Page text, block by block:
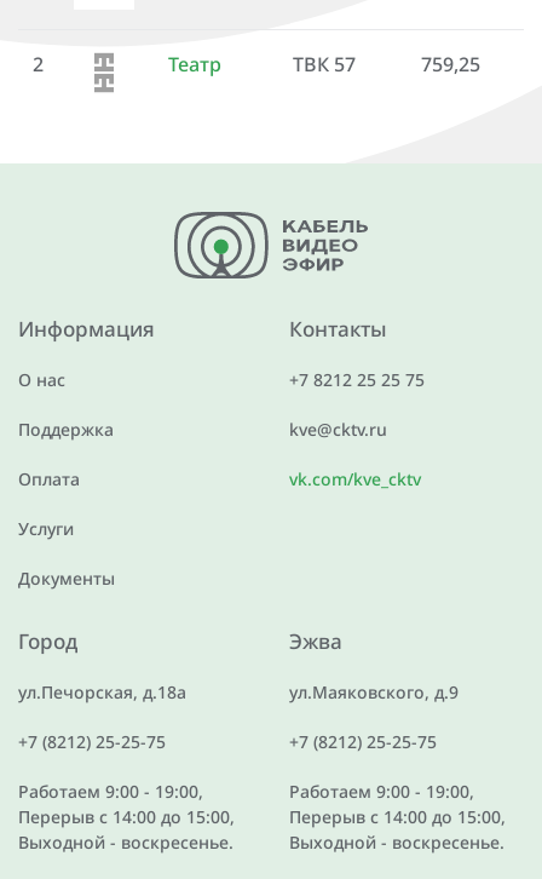
2 Театр ТВК 57 759,25
Информация
О нас
Поддержка
Оплата
Услуги
Документы
Контакты
+7 8212 25 25 75
kve@cktv.ru
vk.com/kve_cktv
Город
ул.Печорская, д.18а
+7 (8212) 25-25-75
Работаем 9:00 - 19:00,
Перерыв с 14:00 до 15:00,
Выходной - воскресенье.
Эжва
ул.Маяковского, д.9
+7 (8212) 25-25-75
Работаем 9:00 - 19:00,
Перерыв с 14:00 до 15:00,
Выходной - воскресенье.